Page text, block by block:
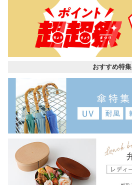
おすすめ特集